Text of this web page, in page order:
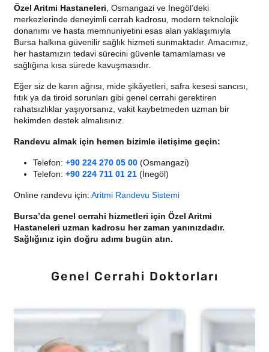
Özel Aritmi Hastaneleri, Osmangazi ve İnegöl’deki
merkezlerinde deneyimli cerrah kadrosu, modern teknolojik
donanımı ve hasta memnuniyetini esas alan yaklaşımıyla
Bursa halkına güvenilir sağlık hizmeti sunmaktadır. Amacımız,
her hastamızın tedavi sürecini güvenle tamamlaması ve
sağlığına kısa sürede kavuşmasıdır.
Eğer siz de karın ağrısı, mide şikâyetleri, safra kesesi sancısı,
fıtık ya da tiroid sorunları gibi genel cerrahi gerektiren
rahatsızlıklar yaşıyorsanız, vakit kaybetmeden uzman bir
hekimden destek almalısınız.
Randevu almak için hemen bizimle iletişime geçin:
Telefon:+90 224 270 05 00 (Osmangazi)
Telefon:+90 224 711 01 21 (İnegöl)
Online randevu için:Aritmi Randevu Sistemi
Bursa’da genel cerrahi hizmetleri için Özel Aritmi
Hastaneleri uzman kadrosu her zaman yanınızdadır.
Sağlığınız için doğru adımı bugün atın.
Genel Cerrahi Doktorları